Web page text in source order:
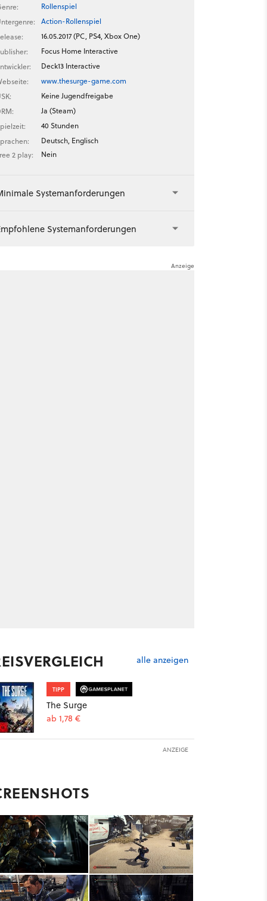
Rollenspiel
Action-Rollenspiel
16.05.2017 (PC, PS4, Xbox One)
Focus Home Interactive
Deck13 Interactive
www.thesurge-game.com
Keine Jugendfreigabe
Ja (Steam)
40 Stunden
Deutsch, Englisch
2 play:
Nein
Systemanforderungen
Systemanforderungen
alle anzeigen
TIPP
The Surge
ab 1,78 €
ANZEIGE